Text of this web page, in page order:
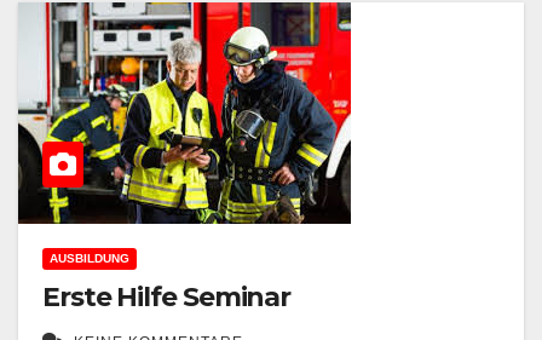
AUSBILDUNG
Erste Hilfe Seminar